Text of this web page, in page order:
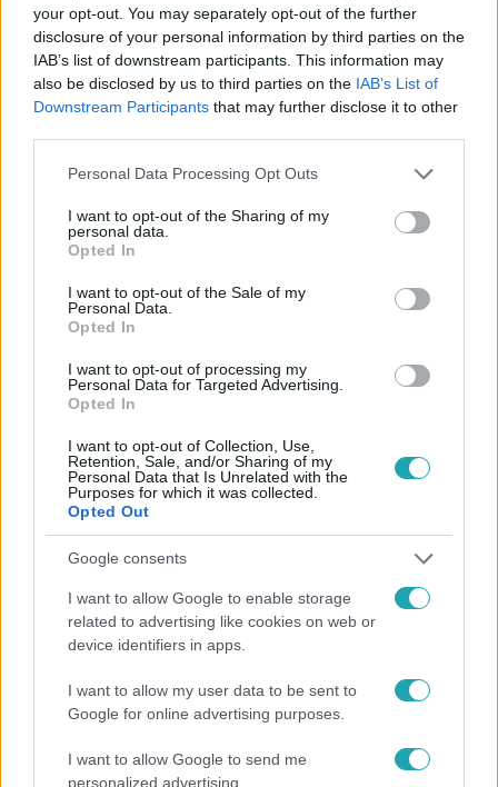
your opt-out. You may separately opt-out of the further
disclosure of your personal information by third parties on the
IAB’s list of downstream participants. This information may
also be disclosed by us to third parties on the IAB’s List of
Downstream Participants that may further disclose it to other
Please note that this website/app uses one or more Google
not limited to your visit or usage behaviour. You may click to
grant or deny consent to Google and its third-party tags to
use your data for below specified purposes in below Google
consent section.
Personal Data Processing Opt Outs
I want to opt-out of the Sharing of my
personal data.
Opted In
I want to opt-out of the Sale of my
Personal Data.
Opted In
I want to opt-out of processing my
Personal Data for Targeted Advertising.
Opted In
I want to opt-out of Collection, Use,
Retention, Sale, and/or Sharing of my
Personal Data that Is Unrelated with the
Purposes for which it was collected.
Opted Out
Google consents
I want to allow Google to enable storage
related to advertising like cookies on web or
device identifiers in apps.
I want to allow my user data to be sent to
Google for online advertising purposes.
I want to allow Google to send me
personalized advertising.
Kövess minket, és értesülj a friss hírekről a
Követem
INDIA # GAZDAG # MUKESH AMBANI
Népszerű